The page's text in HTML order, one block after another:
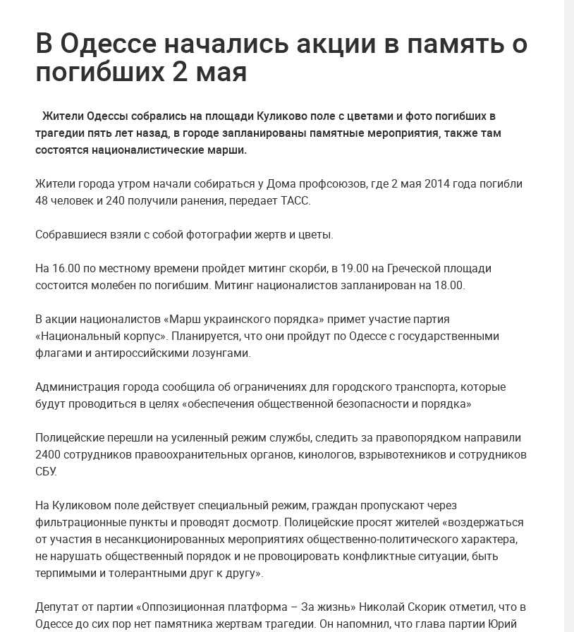
В Одессе начались акции в память о
погибших 2 мая
Жители Одессы собрались на площади Куликово поле с цветами и фото погибших в
трагедии пять лет назад, в городе запланированы памятные мероприятия, также там
состоятся националистические марши.
Жители города утром начали собираться у Дома профсоюзов, где 2 мая 2014 года погибли
48 человек и 240 получили ранения, передает ТАСС.
Собравшиеся взяли с собой фотографии жертв и цветы.
На 16.00 по местному времени пройдет митинг скорби, в 19.00 на Греческой площади
состоится молебен по погибшим. Митинг националистов запланирован на 18.00.
В акции националистов «Марш украинского порядка» примет участие партия
«Национальный корпус». Планируется, что они пройдут по Одессе с государственными
флагами и антироссийскими лозунгами.
Администрация города сообщила об ограничениях для городского транспорта, которые
будут проводиться в целях «обеспечения общественной безопасности и порядка»
Полицейские перешли на усиленный режим службы, следить за правопорядком направили
2400 сотрудников правоохранительных органов, кинологов, взрывотехников и сотрудников
СБУ.
На Куликовом поле действует специальный режим, граждан пропускают через
фильтрационные пункты и проводят досмотр. Полицейские просят жителей «воздержаться
от участия в несанкционированных мероприятиях общественно-политического характера,
не нарушать общественный порядок и не провоцировать конфликтные ситуации, быть
терпимыми и толерантными друг к другу».
Депутат от партии «Оппозиционная платформа – За жизнь» Николай Скорик отметил, что в
Одессе до сих пор нет памятника жертвам трагедии. Он напомнил, что глава партии Юрий